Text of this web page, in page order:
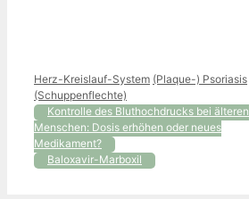
Kategorien
Herz-Kreislauf-System Schlagwörter
(Plaque-) Psoriasis
(Schuppenflechte)
Kontrolle des Bluthochdrucks bei älteren
Menschen: Dosis erhöhen oder neues
Medikament?
Baloxavir-Marboxil